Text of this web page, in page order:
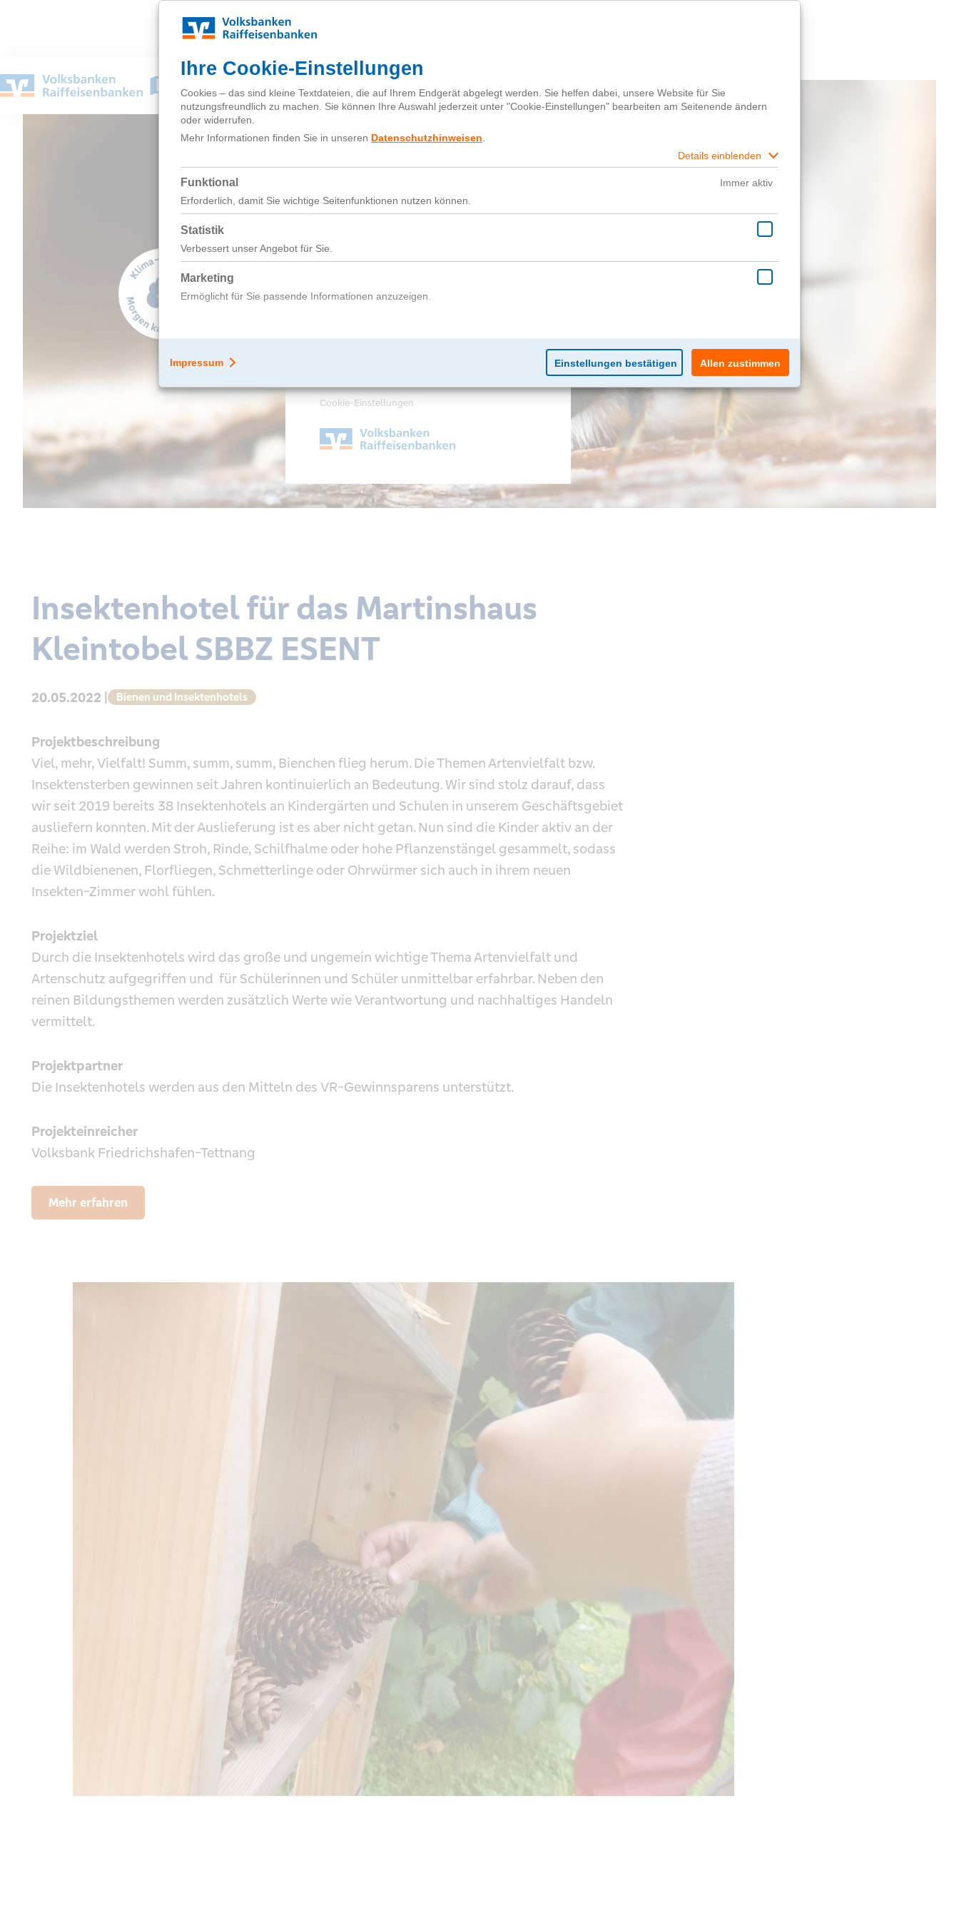
Mehr zur Klima-Initiative
Projekte
Cookie-Einstellungen
Insektenhotel für das Martinshaus
Kleintobel SBBZ ESENT
20.05.2022 | Bienen und Insektenhotels
Projektbeschreibung
Viel, mehr, Vielfalt! Summ, summ, summ, Bienchen flieg herum. Die Themen Artenvielfalt bzw.
Insektensterben gewinnen seit Jahren kontinuierlich an Bedeutung. Wir sind stolz darauf, dass
wir seit 2019 bereits 38 Insektenhotels an Kindergärten und Schulen in unserem Geschäftsgebiet
ausliefern konnten. Mit der Auslieferung ist es aber nicht getan. Nun sind die Kinder aktiv an der
Reihe: im Wald werden Stroh, Rinde, Schilfhalme oder hohe Pflanzenstängel gesammelt, sodass
die Wildbienenen, Florfliegen, Schmetterlinge oder Ohrwürmer sich auch in ihrem neuen
Insekten-Zimmer wohl fühlen.
Projektziel
Durch die Insektenhotels wird das große und ungemein wichtige Thema Artenvielfalt und
Artenschutz aufgegriffen und für Schülerinnen und Schüler unmittelbar erfahrbar. Neben den
reinen Bildungsthemen werden zusätzlich Werte wie Verantwortung und nachhaltiges Handeln
vermittelt.
Projektpartner
Die Insektenhotels werden aus den Mitteln des VR-Gewinnsparens unterstützt.
Projekteinreicher
Volksbank Friedrichshafen-Tettnang
Mehr erfahren